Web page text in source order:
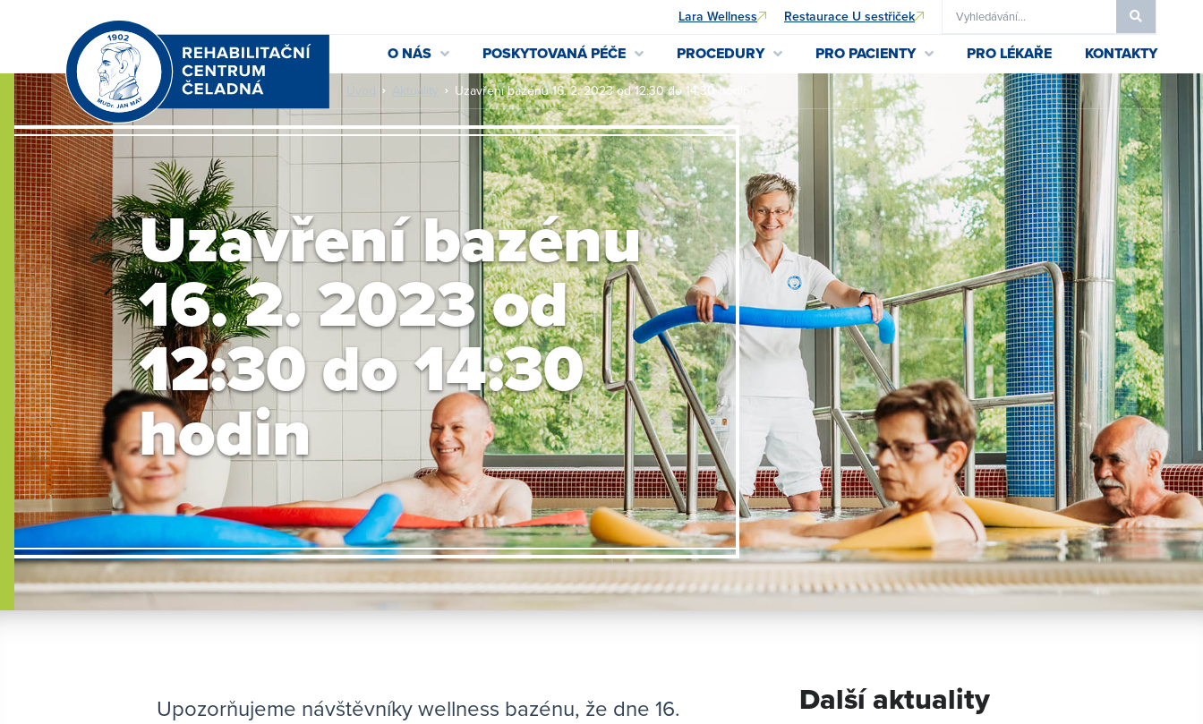
Lara Wellness Restaurace U sestřiček
O NÁS POSKYTOVANÁ PÉČE PROCEDURY PRO PACIENTY PRO LÉKAŘE KONTAKTY
Aktuality Uzavření bazénu 16. 2. 2023 od 12:30 do 14:30 hodin
Uzavření bazénu
16. 2. 2023 od
12:30 do 14:30
hodin
Upozorňujeme návštěvníky wellness bazénu, že dne 16.
Další aktuality